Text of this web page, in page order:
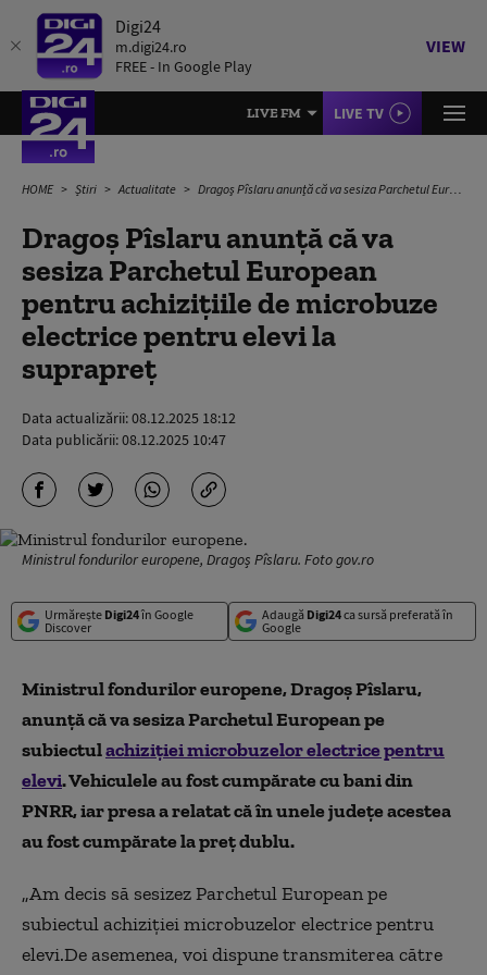
Digi24
m.digi24.ro
FREE - In Google Play
VIEW
LIVE FM LIVE TV
HOME Știri Actualitate Dragoş Pîslaru anunță că va sesiza Parchetul European pentru achiziţiile de microbuze electrice pentru elevi la suprapreț
Dragoş Pîslaru anunță că va
sesiza Parchetul European
pentru achiziţiile de microbuze
electrice pentru elevi la
suprapreț
Data actualizării:08.12.2025 18:12
Data publicării:08.12.2025 10:47
Ministrul fondurilor europene, Dragoș Pîslaru. Foto gov.ro
Urmărește Digi24în Google
Discover
Adaugă Digi24ca sursă preferată în
Google
Ministrul fondurilor europene, Dragoş Pîslaru,
anunţă că va sesiza Parchetul European pe
subiectulachiziţiei microbuzelor electrice pentru
elevi. Vehiculele au fost cumpărate cu bani din
PNRR, iar presa a relatat că în unele județe acestea
au fost cumpărate la preț dublu.
„Am decis să sesizez Parchetul European pe
subiectul achiziției microbuzelor electrice pentru
elevi.De asemenea, voi dispune transmiterea către